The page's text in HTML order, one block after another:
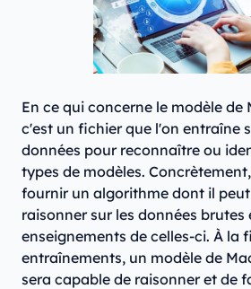
En ce qui concerne le modèle de
c'est un fichier que l'on entraîne
données pour reconnaître ou
types de modèles.
fournir un algorithme dont il
raisonner sur les données brutes
enseignements de celles-ci. À la
entraînements, un modèle de
sera capable de raisonner et de